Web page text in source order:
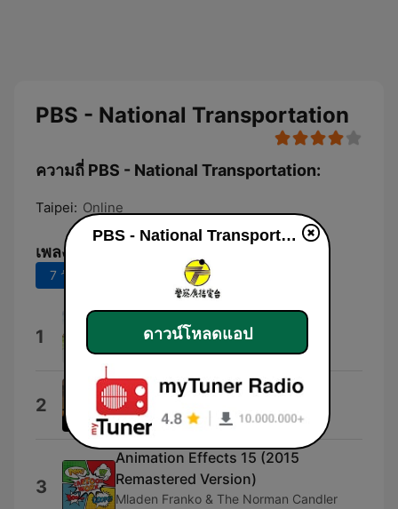
PBS - National Transportation
ความถี่ PBS - National Transportation:
Taipei: Online
เพลงยอดนิยม
7 วันที่ผ่านมา 30 วันที่ผ่านมา
1
2 Moving Forward
Shockwave-Sound
3
Animation Effects 15 (2015
Remastered Version)
Mladen Franko & The Norman Candler
PBS - National Transportation
ดาวน์โหลดแอป